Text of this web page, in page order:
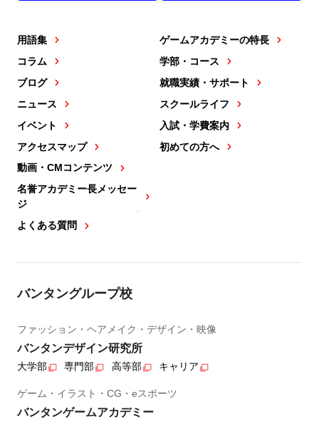
用語集
コラム
ブログ
ニュース
イベント
アクセスマップ
動画・CMコンテンツ
名誉アカデミー長メッセー
ジ
よくある質問
ゲームアカデミーの特長
学部・コース
就職実績・サポート
スクールライフ
入試・学費案内
初めての方へ
バンタングループ校
ファッション・ヘアメイク・デザイン・映像
バンタンデザイン研究所
大学部 専門部 高等部 キャリア
ゲーム・イラスト・CG・eスポーツ
バンタンゲームアカデミー